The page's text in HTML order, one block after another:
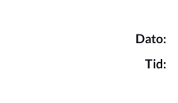
Dato:
Tid: